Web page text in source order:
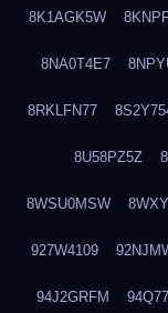
8K1AGK5W
8NA0T4E7
8RKLFN77
8U58PZ5Z
8WSU0MSW
927W4109
94J2GRFM